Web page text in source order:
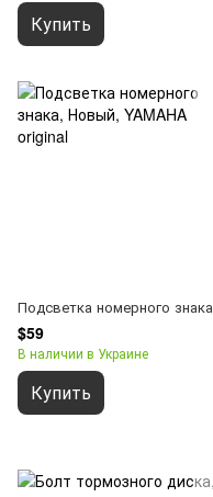
Купить
Подсветка номерного знака
$59
В наличии в Украине
Купить